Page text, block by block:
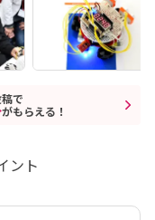
で
がもらえる！
ント